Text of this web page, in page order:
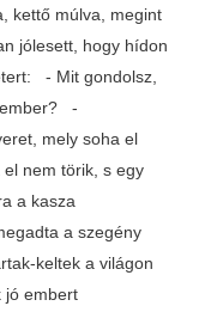
kettő múlva, megint
jólesett, hogy hídon
- Mit gondolsz,
ember? -
mely soha el
nem törik, s egy
a kasza
a szegény
keltek a világon
jó embert